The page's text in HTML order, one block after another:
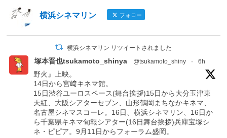
横浜シネマリン フォロー
横浜シネマリン リツイートされました
塚本晋也tsukamoto_shinya @tsukamoto_shiny · 6h
野火』上映。
14日から宮﨑キネマ館。
15日渋谷ユーロスペース(舞台挨拶)15日から大分玉津東
天紅、大阪シアターセブン、山形鶴岡まちなかキネマ、
名古屋シネマスコーレ。16日、横浜シネマリン、16日か
ら千葉県キネマ旬報シアター(16日舞台挨拶)兵庫宝塚シ
ネ・ピピア。9月11日からフォーラム盛岡。